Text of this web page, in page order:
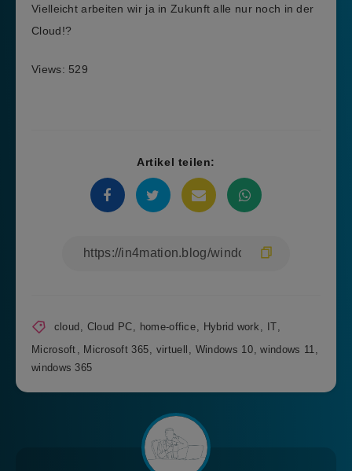
Vielleicht arbeiten wir ja in Zukunft alle nur noch in der
Cloud!?
Views: 529
Artikel teilen:
cloud , Cloud PC, home-office, Hybrid work , IT,
Microsoft
Microsoft 365 virtuell Windows 10 ,windows 11
windows 365